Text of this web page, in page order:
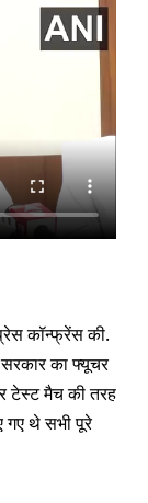
कॉन्फ्रेंस की.
का फ्यूचर
टेस्ट मैच की तरह
गए थे सभी पूरे